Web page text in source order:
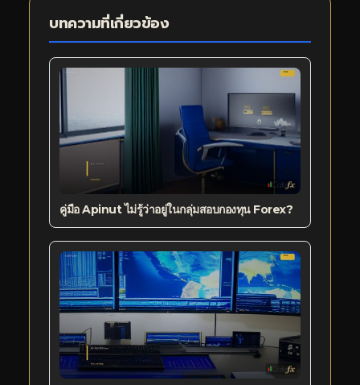
บทความที่เกี่ยวข้อง
คู่มือ Apinut ไม่รู้ว่าอยู่ในกลุ่มสอบกองทุน Forex?